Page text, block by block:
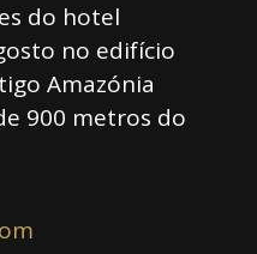
do hotel
no edifício
Amazónia
900 metros do